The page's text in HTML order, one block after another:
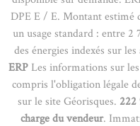
DPE E / E. Montant estimé
un usage standard : entre
des énergies indexés sur
ERP Les informations sur
compris l'obligation légale
sur le site Géorisques. 222
charge du vendeur.